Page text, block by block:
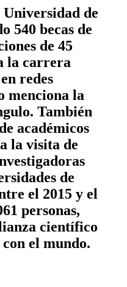
de
540 becas de
de 45
la carrera
redes
menciona la
También
académicos
la visita de
de
el 2015 y el
personas,
científico
el mundo.